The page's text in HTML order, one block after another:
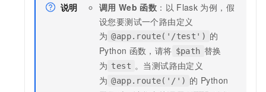
说明 调用 Web 函数 ：以 Flask 为例，假
设您要测试一个路由定义
为 @app.route('/test') 的
Python 函数，请将 $path 替换
为 test 。当测试路由定义
为 @app.route('/') 的 Python